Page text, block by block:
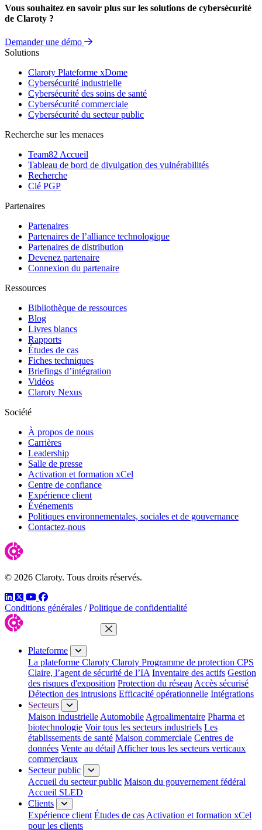
Vous souhaitez en savoir plus sur les solutions de cybersécurité
de Claroty ?
Demander une démo
Solutions
Claroty Plateforme xDome
Cybersécurité industrielle
Cybersécurité des soins de santé
Cybersécurité commerciale
Cybersécurité du secteur public
Recherche sur les menaces
Team82 Accueil
Tableau de bord de divulgation des vulnérabilités
Recherche
Clé PGP
Partenaires
Partenaires
Partenaires de l’alliance technologique
Partenaires de distribution
Devenez partenaire
Connexion du partenaire
Ressources
Bibliothèque de ressources
Blog
Livres blancs
Rapports
Études de cas
Fiches techniques
Briefings d’intégration
Vidéos
Claroty Nexus
Société
À propos de nous
Carrières
Leadership
Salle de presse
Activation et formation xCel
Centre de confiance
Expérience client
Événements
Politiques environnementales, sociales et de gouvernance
Contactez-nous
© 2026 Claroty. Tous droits réservés.
LinkedIn
TwitterYouTube
Facebook
Conditions générales / Politique de confidentialité
Fermer le menu
Plateforme
La plateforme Claroty Claroty Programme de protection CPS
Claire, l’agent de sécurité de l’IA Inventaire des actifs Gestion
des risques d'exposition Protection du réseau Accès sécurisé
Détection des intrusions Efficacité opérationnelle Intégrations
Secteurs
Maison industrielle Automobile Agroalimentaire Pharma et
biotechnologie Voir tous les secteurs industriels Les
établissements de santé Maison commerciale Centres de
données Vente au détail Afficher tous les secteurs verticaux
commerciaux
Secteur public
Accueil du secteur public Maison du gouvernement fédéral
Accueil SLED
Clients
Expérience client Études de cas Activation et formation xCel
pour les clients